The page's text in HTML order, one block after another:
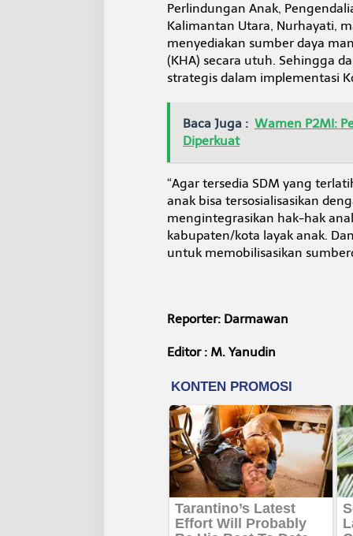
Perlindungan Anak,
Kalimantan Utara, Nurhayati,
menyediakan sumber daya
(KHA) secara utuh. Sehingga
strategis dalam implementasi
Baca Juga : Wamen P2MI:
Diperkuat
“Agar tersedia SDM yang
anak bisa tersosialisasikan
mengintegrasikan hak-hak
kabupaten/kota layak anak.
untuk memobilisasikan
Reporter: Darmawan
Editor : M. Yanudin